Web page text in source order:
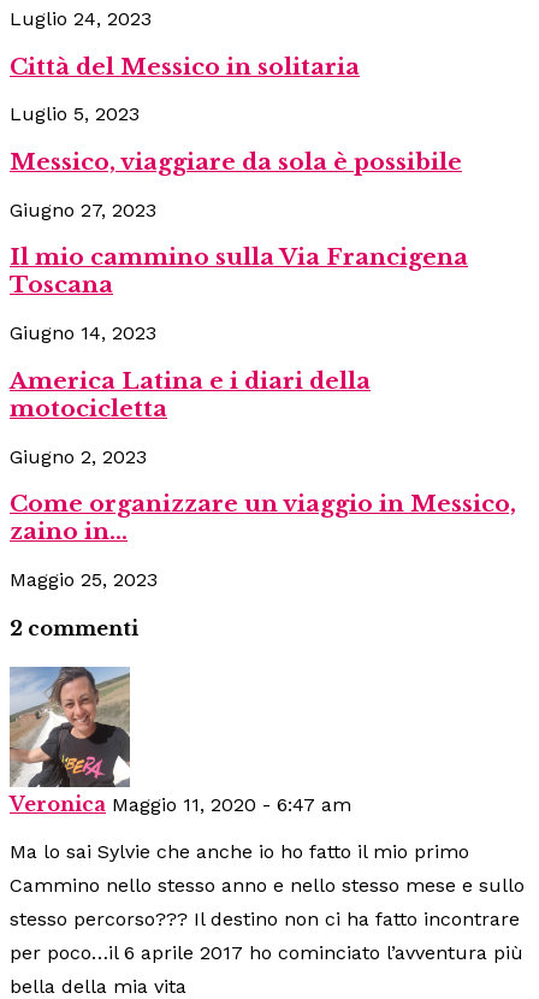
Luglio 24, 2023
Città del Messico in solitaria
Luglio 5, 2023
Messico, viaggiare da sola è possibile
Giugno 27, 2023
Il mio cammino sulla Via Francigena
Toscana
Giugno 14, 2023
America Latina e i diari della
motocicletta
Giugno 2, 2023
Come organizzare un viaggio in Messico,
zaino in...
Maggio 25, 2023
2 commenti
Veronica Maggio 11, 2020 - 6:47 am
Ma lo sai Sylvie che anche io ho fatto il mio primo
Cammino nello stesso anno e nello stesso mese e sullo
stesso percorso??? Il destino non ci ha fatto incontrare
per poco…il 6 aprile 2017 ho cominciato l’avventura più
bella della mia vita